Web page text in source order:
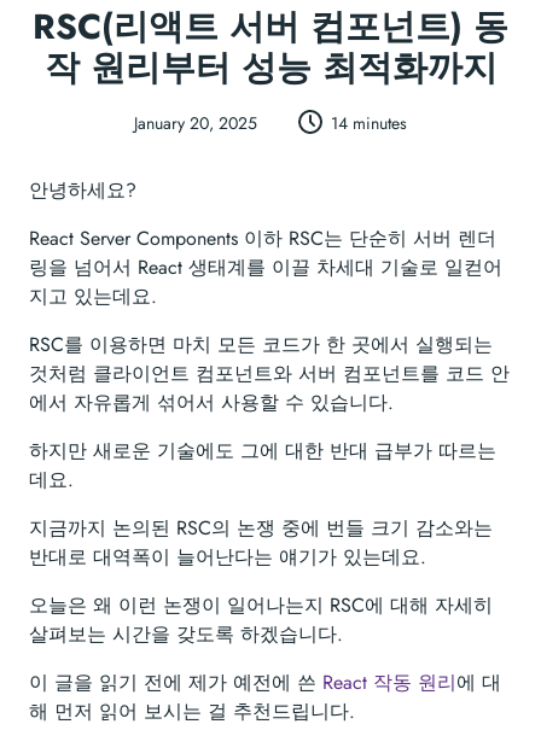
RSC(리액트 서버 컴포넌트) 동
작 원리부터 성능 최적화까지
January 20, 2025 14 minutes
안녕하세요?
React Server Components 이하 RSC는 단순히 서버 렌더
링을 넘어서 React 생태계를 이끌 차세대 기술로 일컫어
지고 있는데요.
RSC를 이용하면 마치 모든 코드가 한 곳에서 실행되는
것처럼 클라이언트 컴포넌트와 서버 컴포넌트를 코드 안
에서 자유롭게 섞어서 사용할 수 있습니다.
하지만 새로운 기술에도 그에 대한 반대 급부가 따르는
데요.
지금까지 논의된 RSC의 논쟁 중에 번들 크기 감소와는
반대로 대역폭이 늘어난다는 얘기가 있는데요.
오늘은 왜 이런 논쟁이 일어나는지 RSC에 대해 자세히
살펴보는 시간을 갖도록 하겠습니다.
이 글을 읽기 전에 제가 예전에 쓴 React 작동 원리에 대
해 먼저 읽어 보시는 걸 추천드립니다.